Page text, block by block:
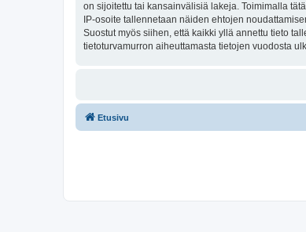
on sijoitettu tai kansainvälisiä lakeja. Toimimalla
IP-osoite tallennetaan näiden ehtojen
Suostut myös siihen, että kaikki yllä annettu tieto
tietoturvamurron aiheuttamasta tietojen vuodosta
Etusivu